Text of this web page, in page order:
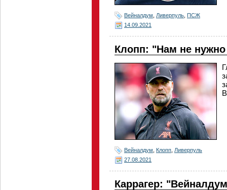
Вейналдум Ливерпуль ПСЖ
14.09.2021
Клопп: "Нам не нужно
Вейналдум Клопп Ливерпуль
27.08.2021
Каррагер: